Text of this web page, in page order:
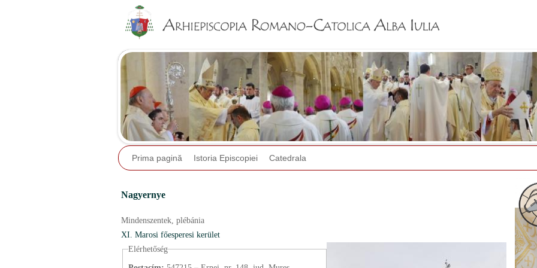
Prima pagină Istoria Episcopiei Catedrala
Nagyernye
Mindenszentek, plébánia
XI. Marosi főesperesi kerület
Elérhetőség